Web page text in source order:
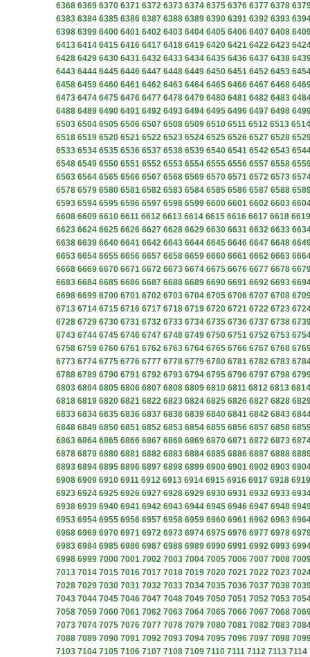
6368 6369 6370 6371 6372 6373 6374 6375 6376 6377 6378
6383 6384 6385 6386 6387 6388 6389 6390 6391 6392 6393
6398 6399 6400 6401 6402 6403 6404 6405 6406 6407 6408
6413 6414 6415 6416 6417 6418 6419 6420 6421 6422 6423
6428 6429 6430 6431 6432 6433 6434 6435 6436 6437 6438
6443 6444 6445 6446 6447 6448 6449 6450 6451 6452 6453
6458 6459 6460 6461 6462 6463 6464 6465 6466 6467 6468
6473 6474 6475 6476 6477 6478 6479 6480 6481 6482 6483
6488 6489 6490 6491 6492 6493 6494 6495 6496 6497 6498
6503 6504 6505 6506 6507 6508 6509 6510 6511 6512 6513 6514
6518 6519 6520 6521 6522 6523 6524 6525 6526 6527 6528
6533 6534 6535 6536 6537 6538 6539 6540 6541 6542 6543
6548 6549 6550 6551 6552 6553 6554 6555 6556 6557 6558
6563 6564 6565 6566 6567 6568 6569 6570 6571 6572 6573
6578 6579 6580 6581 6582 6583 6584 6585 6586 6587 6588
6593 6594 6595 6596 6597 6598 6599 6600 6601 6602 6603
6608 6609 6610 6611 6612 6613 6614 6615 6616 6617 6618 6619
6623 6624 6625 6626 6627 6628 6629 6630 6631 6632 6633
6638 6639 6640 6641 6642 6643 6644 6645 6646 6647 6648
6653 6654 6655 6656 6657 6658 6659 6660 6661 6662 6663
6668 6669 6670 6671 6672 6673 6674 6675 6676 6677 6678
6683 6684 6685 6686 6687 6688 6689 6690 6691 6692 6693
6698 6699 6700 6701 6702 6703 6704 6705 6706 6707 6708
6713 6714 6715 6716 6717 6718 6719 6720 6721 6722 6723
6728 6729 6730 6731 6732 6733 6734 6735 6736 6737 6738
6743 6744 6745 6746 6747 6748 6749 6750 6751 6752 6753
6758 6759 6760 6761 6762 6763 6764 6765 6766 6767 6768
6773 6774 6775 6776 6777 6778 6779 6780 6781 6782 6783
6788 6789 6790 6791 6792 6793 6794 6795 6796 6797 6798
6803 6804 6805 6806 6807 6808 6809 6810 6811 6812 6813 6814
6818 6819 6820 6821 6822 6823 6824 6825 6826 6827 6828
6833 6834 6835 6836 6837 6838 6839 6840 6841 6842 6843
6848 6849 6850 6851 6852 6853 6854 6855 6856 6857 6858
6863 6864 6865 6866 6867 6868 6869 6870 6871 6872 6873
6878 6879 6880 6881 6882 6883 6884 6885 6886 6887 6888
6893 6894 6895 6896 6897 6898 6899 6900 6901 6902 6903
6908 6909 6910 6911 6912 6913 6914 6915 6916 6917 6918 6919
6923 6924 6925 6926 6927 6928 6929 6930 6931 6932 6933
6938 6939 6940 6941 6942 6943 6944 6945 6946 6947 6948
6953 6954 6955 6956 6957 6958 6959 6960 6961 6962 6963
6968 6969 6970 6971 6972 6973 6974 6975 6976 6977 6978
6983 6984 6985 6986 6987 6988 6989 6990 6991 6992 6993
6998 6999 7000 7001 7002 7003 7004 7005 7006 7007 7008
7013 7014 7015 7016 7017 7018 7019 7020 7021 7022 7023
7028 7029 7030 7031 7032 7033 7034 7035 7036 7037 7038
7043 7044 7045 7046 7047 7048 7049 7050 7051 7052 7053
7058 7059 7060 7061 7062 7063 7064 7065 7066 7067 7068
7073 7074 7075 7076 7077 7078 7079 7080 7081 7082 7083
7088 7089 7090 7091 7092 7093 7094 7095 7096 7097 7098
7103 7104 7105 7106 7107 7108 7109 7110 7111 7112 7113 7114